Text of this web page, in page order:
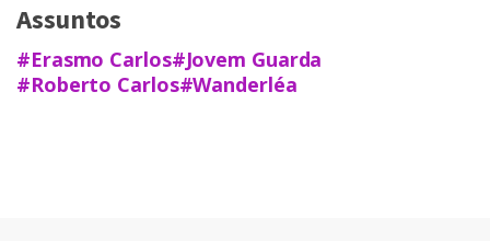
Assuntos
#Erasmo Carlos#Jovem Guarda
#Roberto Carlos#Wanderléa